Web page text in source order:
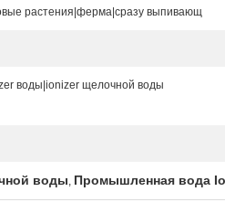
растения|ферма|сразу выпивающ
воды|ionizer щелочной воды
воды, Промышленная вода